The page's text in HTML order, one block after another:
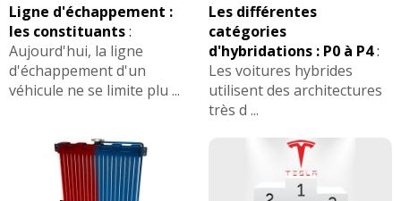
Ligne d'échappement :
les constituants:
Aujourd'hui, la ligne
d'échappement d'un
véhicule ne se limite plu ...
Les différentes
catégories
d'hybridations : P0 à P4:
Les voitures hybrides
utilisent des architectures
très d ...